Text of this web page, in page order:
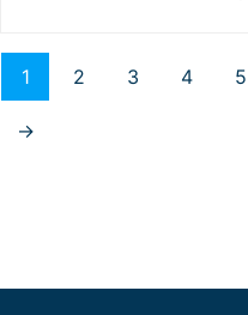
1 2 3 4 5
→